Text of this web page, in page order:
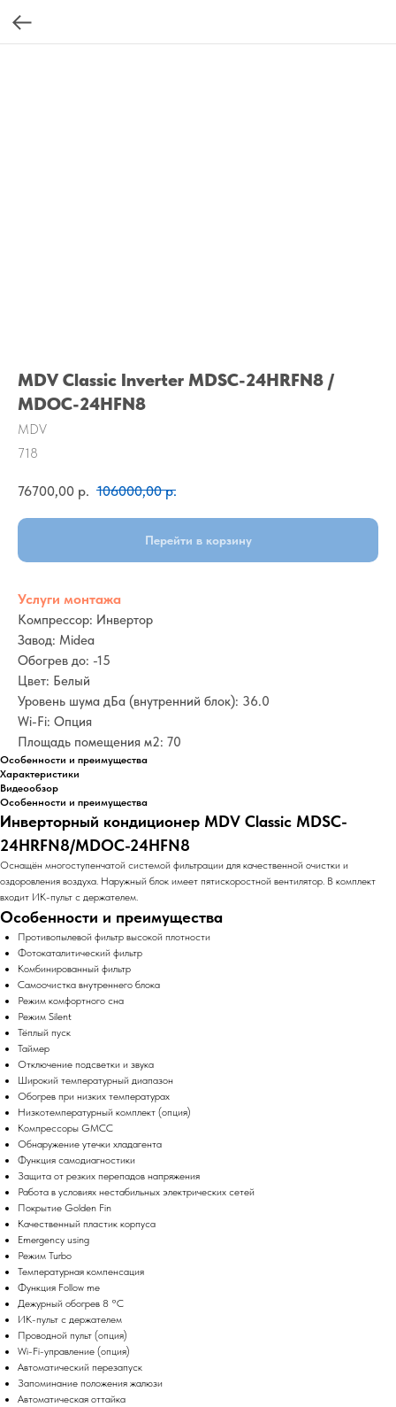
MDV Classic Inverter MDSC-24HRFN8 /
MDOC-24HFN8
MDV
718
76700,00 р. 106000,00 р.
Перейти в корзину
Услуги монтажа
Компрессор: Инвертор
Завод: Midea
Обогрев до: -15
Цвет: Белый
Уровень шума дБа (внутренний блок): 36.0
Wi-Fi: Опция
Площадь помещения м2: 70
Особенности и преимущества
Характеристики
Видеообзор
Особенности и преимущества
Инверторный кондиционер MDV Classic MDSC-
24HRFN8/MDOC-24HFN8
Оснащён многоступенчатой системой фильтрации для качественной очистки и
оздоровления воздуха. Наружный блок имеет пятискоростной вентилятор. В комплект
входит ИК-пульт с держателем.
Особенности и преимущества
Противопылевой фильтр высокой плотности
Фотокаталитический фильтр
Комбинированный фильтр
Самоочистка внутреннего блока
Режим комфортного сна
Режим Silent
Тёплый пуск
Таймер
Отключение подсветки и звука
Широкий температурный диапазон
Обогрев при низких температурах
Низкотемпературный комплект (опция)
Компрессоры GMCC
Обнаружение утечки хладагента
Функция самодиагностики
Защита от резких перепадов напряжения
Работа в условиях нестабильных электрических сетей
Покрытие Golden Fin
Качественный пластик корпуса
Emergency using
Режим Turbo
Температурная компенсация
Функция Follow me
Дежурный обогрев 8 °C
ИК-пульт с держателем
Проводной пульт (опция)
Wi-Fi-управление (опция)
Автоматический перезапуск
Запоминание положения жалюзи
Автоматическая оттайка